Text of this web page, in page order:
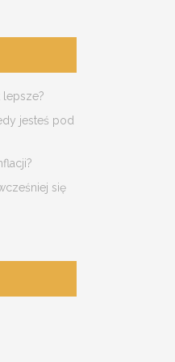
lepsze?
jesteś pod
się